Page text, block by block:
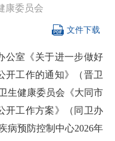
康委员会
 文件下载
公室《关于进一步做好
开工作的通知》（晋卫
生健康委员会《大同市
开工作方案》（同卫办
病预防控制中心2026年